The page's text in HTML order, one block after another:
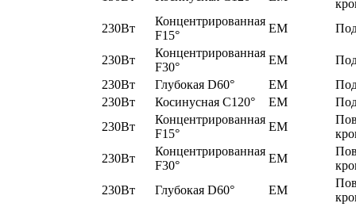
230Вт
Концентрированная
F15°
EM
230Вт
Концентрированная
F30°
EM
230Вт
Глубокая D60° EM
230Вт
Косинусная C120° EM
230Вт
Концентрированная
F15°
EM
230Вт
Концентрированная
F30°
EM
230Вт
Глубокая D60° EM